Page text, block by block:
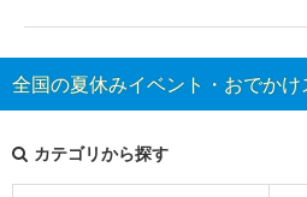
全国の夏休みイベント・おでか
カテゴリから探す